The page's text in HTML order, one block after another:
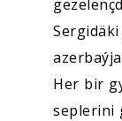
Her bir
seplerini